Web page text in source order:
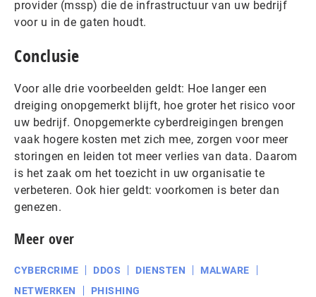
provider (mssp) die de infrastructuur van uw bedrijf
voor u in de gaten houdt.
Conclusie
Voor alle drie voorbeelden geldt: Hoe langer een
dreiging onopgemerkt blijft, hoe groter het risico voor
uw bedrijf. Onopgemerkte cyberdreigingen brengen
vaak hogere kosten met zich mee, zorgen voor meer
storingen en leiden tot meer verlies van data. Daarom
is het zaak om het toezicht in uw organisatie te
verbeteren. Ook hier geldt: voorkomen is beter dan
genezen.
Meer over
CYBERCRIME DDOS DIENSTEN
MALWARE
NETWERKEN
PHISHING